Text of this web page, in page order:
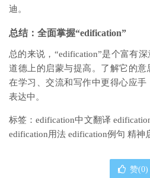
迪。
总结：全面掌握“edification”
总的来说，“edification”是个富有
道德上的启蒙与提高。了解它的
在学习、交流和写作中更得心应
表达中。
标签：edification中文翻译
edification用法 edification例句 精神
赞(0)